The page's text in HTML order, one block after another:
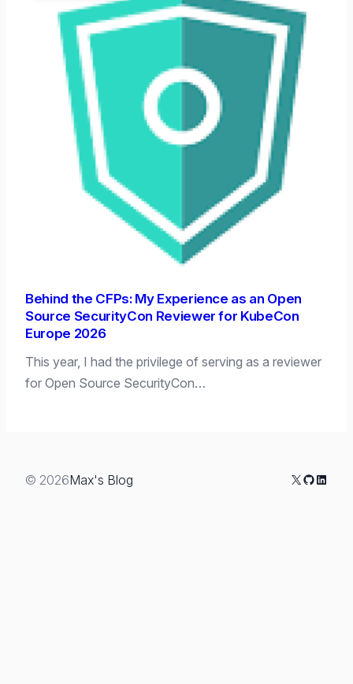
Behind the CFPs: My Experience as an Open
Source SecurityCon Reviewer for KubeCon
Europe 2026
This year, I had the privilege of serving as a reviewer
for Open Source SecurityCon…
© 2026Max's Blog X GitHub